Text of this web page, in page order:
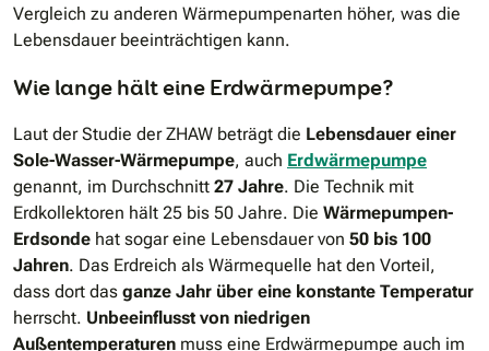
Vergleich zu anderen Wärmepumpenarten höher, was die
Lebensdauer beeinträchtigen kann.
Wie lange hält eine Erdwärmepumpe?
Laut der Studie der ZHAW beträgt die Lebensdauer einer
Sole-Wasser-Wärmepumpe, auch Erdwärmepumpe
genannt, im Durchschnitt 27 Jahre. Die Technik mit
Erdkollektoren hält 25 bis 50 Jahre. Die Wärmepumpen-
Erdsonde hat sogar eine Lebensdauer von 50 bis 100
Jahren. Das Erdreich als Wärmequelle hat den Vorteil,
dass dort das ganze Jahr über eine konstante Temperatur
herrscht. Unbeeinflusst von niedrigen
Außentemperaturen muss eine Erdwärmepumpe auch im